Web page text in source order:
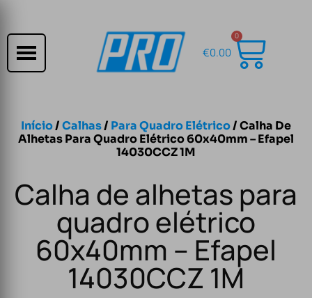
€0.00
0
Início/Calhas/ Para Quadro Elétrico/ Calha De
Alhetas Para Quadro Elétrico 60x40mm – Efapel
14030CCZ 1M
Calha de alhetas para
quadro elétrico
60x40mm – Efapel
14030CCZ 1M